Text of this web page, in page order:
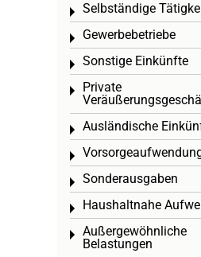
Selbständige
Toggle menu
Gewerbebetriebe
Toggle menu
Sonstige Einkünfte
Toggle menu
Private
Toggle menu
Ausländische
Toggle menu
Toggle menu
Sonderausgaben
Toggle menu
Haushaltnahe
Toggle menu
Außergewöhnliche
Belastungen
Toggle menu